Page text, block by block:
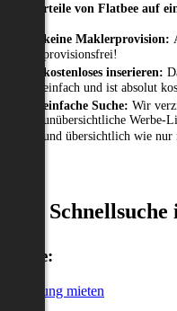
Die Vorteile von Flatbee auf
keine Maklerprovision:
provisionsfrei!
kostenloses inserieren:
einfach und ist absolut
einfache Suche: Wir
unübersichtliche Werbe-
und übersichtlich wie nur
Miete:
Wohnung mieten